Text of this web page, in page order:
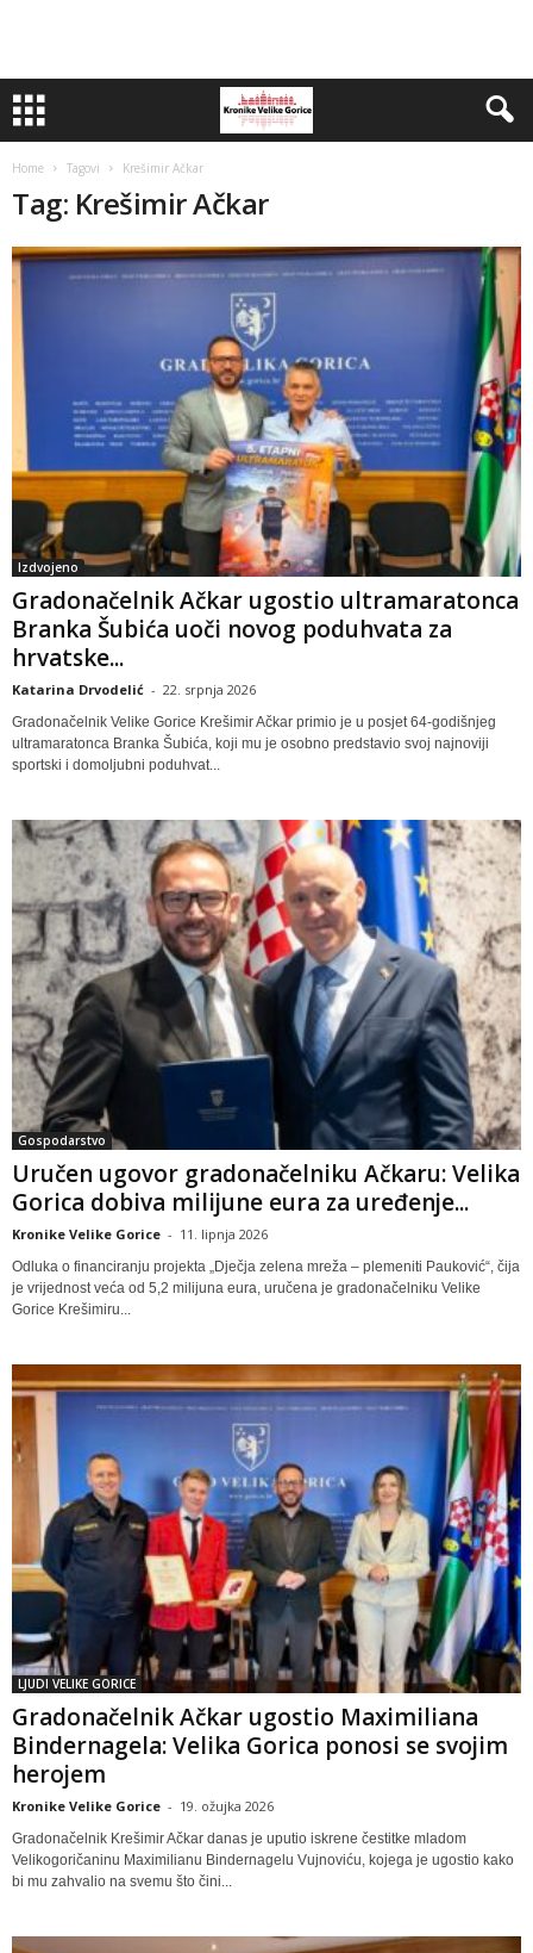
Home Tagovi Krešimir Ačkar
Tag: Krešimir Ačkar
Izdvojeno
Gradonačelnik Ačkar ugostio ultramaratonca
Branka Šubića uoči novog poduhvata za
hrvatske...
Katarina Drvodelić - 22. srpnja 2026
Gradonačelnik Velike Gorice Krešimir Ačkar primio je u posjet 64-godišnjeg
ultramaratonca Branka Šubića, koji mu je osobno predstavio svoj najnoviji
sportski i domoljubni poduhvat...
Gospodarstvo
Uručen ugovor gradonačelniku Ačkaru: Velika
Gorica dobiva milijune eura za uređenje...
Kronike Velike Gorice - 11. lipnja 2026
Odluka o financiranju projekta „Dječja zelena mreža – plemeniti Pauković“, čija
je vrijednost veća od 5,2 milijuna eura, uručena je gradonačelniku Velike
Gorice Krešimiru...
LJUDI VELIKE GORICE
Gradonačelnik Ačkar ugostio Maximiliana
Bindernagela: Velika Gorica ponosi se svojim
herojem
Kronike Velike Gorice - 19. ožujka 2026
Gradonačelnik Krešimir Ačkar danas je uputio iskrene čestitke mladom
Velikogoričaninu Maximilianu Bindernagelu Vujnoviću, kojega je ugostio kako
bi mu zahvalio na svemu što čini...